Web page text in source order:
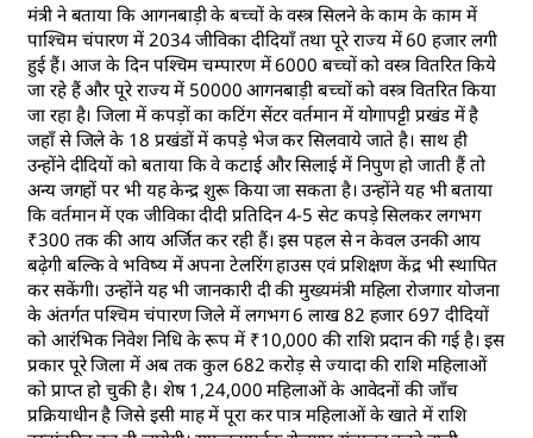
मंत्री ने बताया कि आगनबाड़ी के बच्चों के वस्त्र सिलने के काम के काम में
पाश्चिम चंपारण में 2034 जीविका दीदियाँ तथा पूरे राज्य में 60 हजार लगी
हुई हैं। आज के दिन पश्चिम चम्पारण में 6000 बच्चों को वस्त्र वितरित किये
जा रहे हैं और पूरे राज्य में 50000 आगनबाड़ी बच्चों को वस्त्र वितरित किया
जा रहा है। जिला में कपड़ों का कटिंग सेंटर वर्तमान में योगापट्टी प्रखंड में है
जहाँ से जिले के 18 प्रखंडों में कपड़े भेज कर सिलवाये जाते है। साथ ही
उन्होंने दीदियों को बताया कि वे कटाई और सिलाई में निपुण हो जाती हैं तो
अन्य जगहों पर भी यह केन्द्र शुरू किया जा सकता है। उन्होंने यह भी बताया
कि वर्तमान में एक जीविका दीदी प्रतिदिन 4-5 सेट कपड़े सिलकर लगभग
₹300 तक की आय अर्जित कर रही हैं। इस पहल से न केवल उनकी आय
बढ़ेगी बल्कि वे भविष्य में अपना टेलरिंग हाउस एवं प्रशिक्षण केंद्र भी स्थापित
कर सकेंगी। उन्होंने यह भी जानकारी दी की मुख्यमंत्री महिला रोजगार योजना
के अंतर्गत पश्चिम चंपारण जिले में लगभग 6 लाख 82 हजार 697 दीदियों
को आरंभिक निवेश निधि के रूप में ₹10,000 की राशि प्रदान की गई है। इस
प्रकार पूरे जिला में अब तक कुल 682 करोड़ से ज्यादा की राशि महिलाओं
को प्राप्त हो चुकी है। शेष 1,24,000 महिलाओं के आवेदनों की जाँच
प्रक्रियाधीन है जिसे इसी माह में पूरा कर पात्र महिलाओं के खाते में राशि